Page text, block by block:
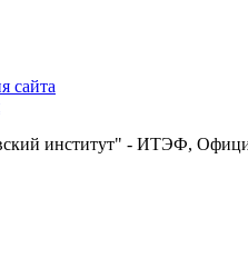
сайта
институт" - ИТЭФ,